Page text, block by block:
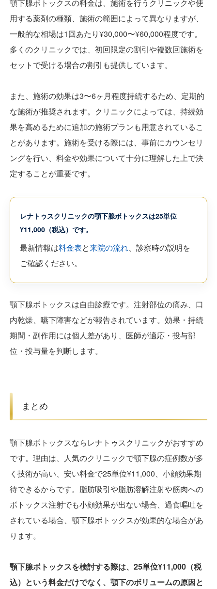
顎下腺ボトックスの料金は、施術を行うクリニックや使
用する薬剤の種類、施術の範囲によって異なりますが、
一般的な相場は1回あたり¥30,000〜¥60,000程度です。
多くのクリニックでは、初回限定の割引や複数回施術を
セットで受ける場合の割引も提供しています。
また、施術の効果は3〜6ヶ月程度持続するため、定期的
な施術が推奨されます。クリニックによっては、持続効
果を高めるために追加の施術プランも用意されているこ
とがあります。施術を受ける際には、事前にカウンセリ
ングを行い、料金や効果について十分に理解した上で決
定することが重要です。
レナトゥスクリニックの顎下腺ボトックスは25単位
¥11,000（税込）です。
最新情報は料金表と来院の流れ、診察時の説明を
ご確認ください。
顎下腺ボトックスは自由診療です。注射部位の痛み、口
内乾燥、嚥下障害などが報告されています。効果・持続
期間・副作用には個人差があり、医師が適応・投与部
位・投与量を判断します。
まとめ
顎下腺ボトックスならレナトゥスクリニックがおすすめ
です。理由は、人気のクリニックで顎下腺の症例数が多
く技術が高い、安い料金で25単位¥11,000、小顔効果期
待できるからです。脂肪吸引や脂肪溶解注射や筋肉への
ボトックス注射でも小顔効果が出ない場合、過食嘔吐を
されている場合、顎下腺ボトックスが効果的な場合があ
ります。
顎下腺ボトックスを検討する際は、25単位¥11,000（税
込）という料金だけでなく、顎下のボリュームの原因と